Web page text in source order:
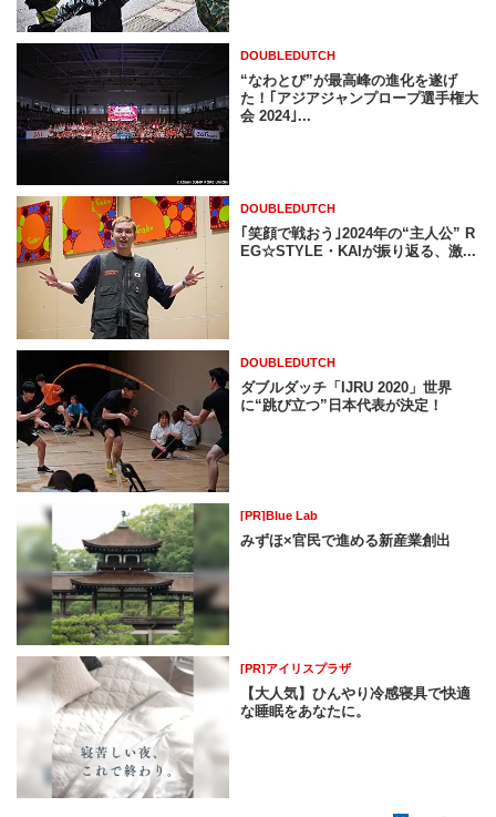
DOUBLEDUTCH
“なわとび”が最高峰の進化を遂げ
た！｢アジアジャンプロープ選手権大
会 2024｣...
DOUBLEDUTCH
｢笑顔で戦おう｣2024年の“主人公” R
EG☆STYLE・KAIが振り返る、激...
DOUBLEDUTCH
ダブルダッチ「IJRU 2020」世界
に“跳び立つ”日本代表が決定！
[PR]Blue Lab
みずほ×官民で進める新産業創出
[PR]アイリスプラザ
【大人気】ひんやり冷感寝具で快適
な睡眠をあなたに。